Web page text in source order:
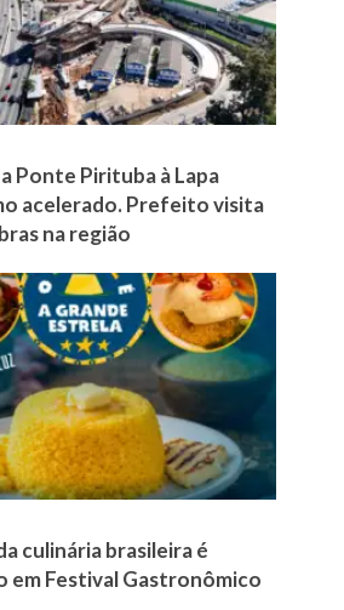
Ponte Pirituba à Lapa
acelerado. Prefeito visita
na região
culinária brasileira é
em Festival Gastronômico